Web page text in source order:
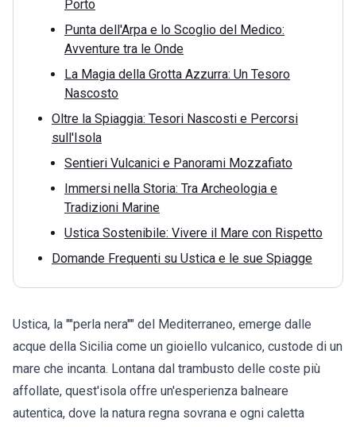
Porto
Punta dell'Arpa e lo Scoglio del Medico:
Avventure tra le Onde
La Magia della Grotta Azzurra: Un Tesoro
Nascosto
Oltre la Spiaggia: Tesori Nascosti e Percorsi
sull'Isola
Sentieri Vulcanici e Panorami Mozzafiato
Immersi nella Storia: Tra Archeologia e
Tradizioni Marine
Ustica Sostenibile: Vivere il Mare con Rispetto
Domande Frequenti su Ustica e le sue Spiagge
Ustica, la ""perla nera"" del Mediterraneo, emerge dalle
acque della Sicilia come un gioiello vulcanico, custode di un
mare che incanta. Lontana dal trambusto delle coste più
affollate, quest'isola offre un'esperienza balneare
autentica, dove la natura regna sovrana e ogni caletta